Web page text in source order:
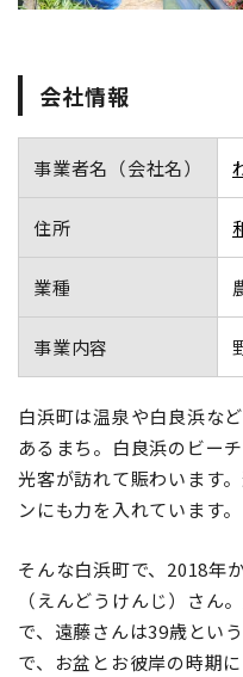
会社情報
事業者名（会社名）
住所
業種
事業内容
白浜町は温泉や白良浜な
あるまち。白良浜のビー
光客が訪れて賑わいます
ンにも力を入れています。
そんな白浜町で、2018年
（えんどうけんじ）さん
で、遠藤さんは39歳とい
で、お盆とお彼岸の時期